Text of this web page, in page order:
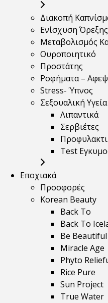
Διακοπή
Ενίσχυση
Μεταβολισμός
Ουροποιητικό
Προστάτης
Ροφήματα –
Stress- Ύπνος
Σεξουαλική Υγεία
Λιπαντικά
Σερβιέτες
Test
Εποχιακά
Προσφορές
Korean Beauty
Back To
Back To
Be Beautiful
Miracle Age
Phyto
Rice Pure
Sun Project
True Water